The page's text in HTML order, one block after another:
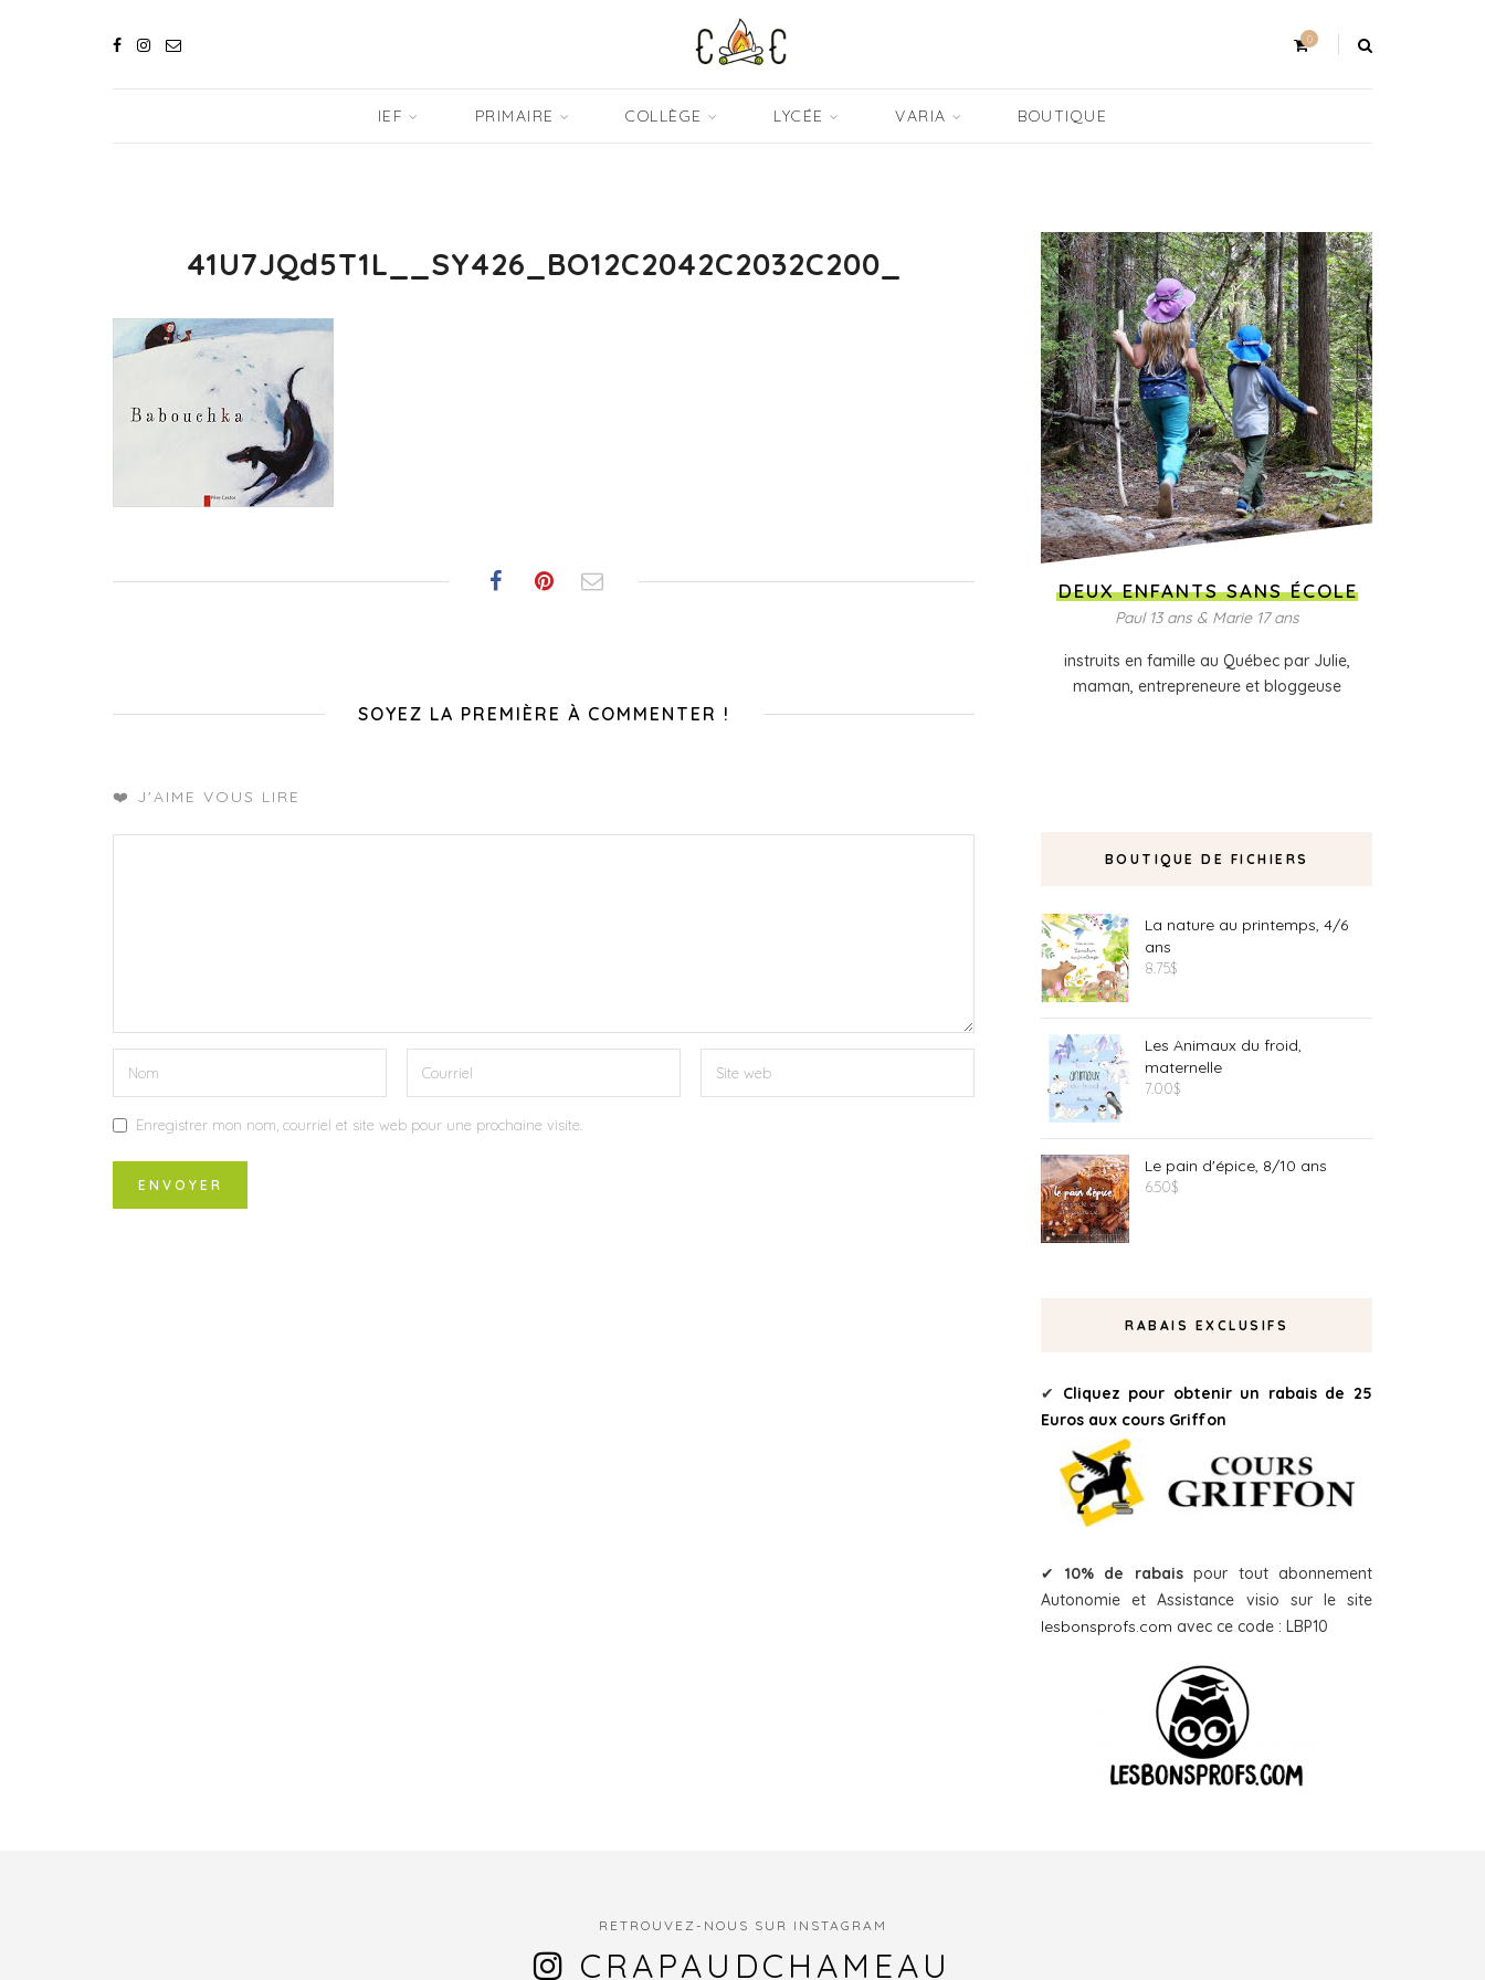
0
IEF PRIMAIRE COLLÈGE LYCÉE VARIA BOUTIQUE
41U7JQd5T1L__SY426_BO12C2042C2032C200_
SOYEZ LA PREMIÈRE À COMMENTER !
❤️ J'AIME VOUS LIRE
Enregistrer mon nom, courriel et site web pour une prochaine visite.
DEUX ENFANTS SANS ÉCOLE
Paul 13 ans & Marie 17 ans
instruits en famille au Québec par Julie,
maman, entrepreneure et bloggeuse
BOUTIQUE DE FICHIERS
La nature au printemps, 4/6
ans
8.75$
Les Animaux du froid,
maternelle
7.00$
Le pain d'épice, 8/10 ans
6.50$
RABAIS EXCLUSIFS
✔ Cliquez pour obtenir un rabais de 25
Euros aux cours Griffon
✔ 10% de rabaispour tout abonnement
Autonomie et Assistance visio sur le site
lesbonsprofs.com avec ce code : LBP10
RETROUVEZ-NOUS SUR INSTAGRAM
CRAPAUDCHAMEAU